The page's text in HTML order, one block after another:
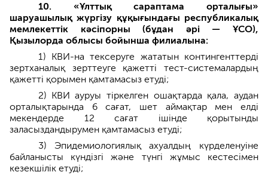
10. «Ұлттық сараптама орталығы»
шаруашылық жүргізу құқығындағы республикалық
мемлекеттік кәсіпорны (бұдан әрі — ҰСО),
Қызылорда облысы бойынша филиалына:
1) КВИ-на тексеруге жататын контингенттерді
зертханалық зерттеуге қажетті тест-системалардың
қажетті қорымен қамтамасыз етуді;
2) КВИ ауруы тіркелген ошақтарда қала, аудан
орталықтарында 6 сағат, шет аймақтар мен елді
мекендерде 12 сағат ішінде қорытынды
заласыздандырумен қамтамасыз етуді;
3) Эпидемиологиялық ахуалдың күрделенуіне
байланысты күндізгі және түнгі жұмыс кестесімен
кезекшілік етуді;